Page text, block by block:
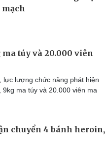
túy và 20.000 viên
lực lượng chức năng phát hiện
ma túy và 20.000 viên ma
chuyển 4 bánh heroin,